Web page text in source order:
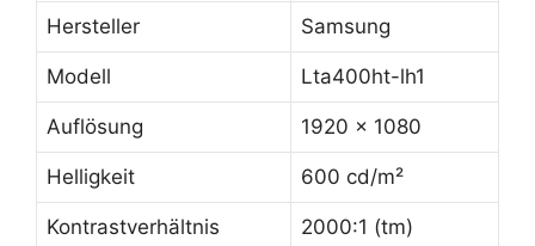
Hersteller Samsung
Modell Lta400ht-lh1
Auflösung 1920 x 1080
Helligkeit 600 cd/m²
Kontrastverhältnis 2000:1 (tm)